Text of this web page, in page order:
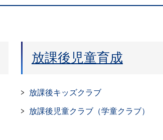
放課後児童育成
放課後キッズクラブ
放課後児童クラブ（学童クラブ）